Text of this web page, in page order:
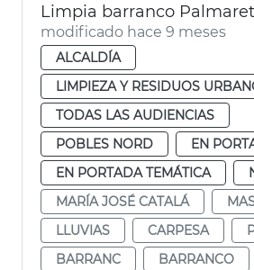
Limpia barranco
modificado hace 9 meses
ALCALDÍA
LIMPIEZA Y RESIDUOS
TODAS LAS AUDIENCIAS
POBLES NORD
EN
EN PORTADA TEMÁTICA
MARÍA JOSÉ CATALÁ
LLUVIAS
CARPESA
BARRANC
BARRANCO